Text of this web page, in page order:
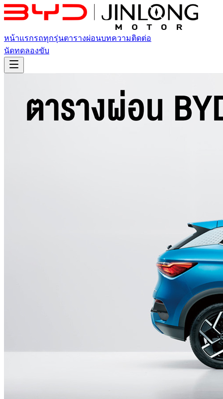
หน้าแรกรถทุกรุ่นตารางผ่อนบทความติดต่อ
นัดทดลองขับ